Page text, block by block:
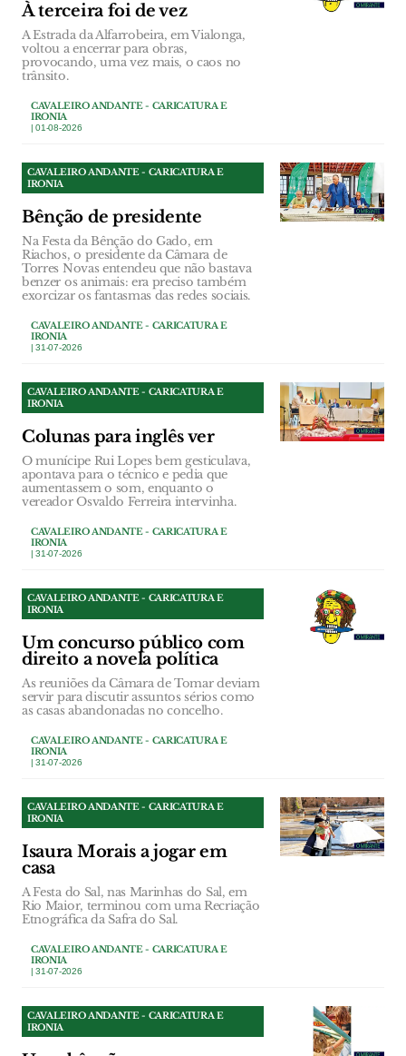
À terceira foi de vez
A Estrada da Alfarrobeira, em Vialonga,
voltou a encerrar para obras,
provocando, uma vez mais, o caos no
trânsito.
CAVALEIRO ANDANTE - CARICATURA E
IRONIA
| 01-08-2026
CAVALEIRO ANDANTE - CARICATURA E
IRONIA
Bênção de presidente
Na Festa da Bênção do Gado, em
Riachos, o presidente da Câmara de
Torres Novas entendeu que não bastava
benzer os animais: era preciso também
exorcizar os fantasmas das redes sociais.
CAVALEIRO ANDANTE - CARICATURA E
IRONIA
| 31-07-2026
CAVALEIRO ANDANTE - CARICATURA E
IRONIA
Colunas para inglês ver
O munícipe Rui Lopes bem gesticulava,
apontava para o técnico e pedia que
aumentassem o som, enquanto o
vereador Osvaldo Ferreira intervinha.
CAVALEIRO ANDANTE - CARICATURA E
IRONIA
| 31-07-2026
CAVALEIRO ANDANTE - CARICATURA E
IRONIA
Um concurso público com
direito a novela política
As reuniões da Câmara de Tomar deviam
servir para discutir assuntos sérios como
as casas abandonadas no concelho.
CAVALEIRO ANDANTE - CARICATURA E
IRONIA
| 31-07-2026
CAVALEIRO ANDANTE - CARICATURA E
IRONIA
Isaura Morais a jogar em
casa
A Festa do Sal, nas Marinhas do Sal, em
Rio Maior, terminou com uma Recriação
Etnográfica da Safra do Sal.
CAVALEIRO ANDANTE - CARICATURA E
IRONIA
| 31-07-2026
CAVALEIRO ANDANTE - CARICATURA E
IRONIA